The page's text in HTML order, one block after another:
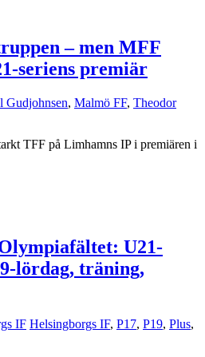
– men MFF
seriens premiär
Gudjohnsen, Malmö FF, Theodor
TFF på Limhamns IP i premiären i
U21-
lördag, träning,
IF Helsingborgs IF, P17, P19, Plus,